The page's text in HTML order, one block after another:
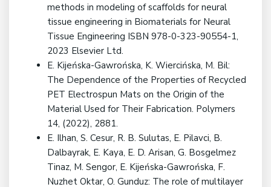
methods in modeling of scaffolds for neural
tissue engineering in Biomaterials for Neural
Tissue Engineering ISBN 978-0-323-90554-1,
2023 Elsevier Ltd.
E. Kijeńska-Gawrońska, K. Wiercińska, M. Bil:
The Dependence of the Properties of Recycled
PET Electrospun Mats on the Origin of the
Material Used for Their Fabrication. Polymers
14, (2022), 2881.
E. Ilhan, S. Cesur, R. B. Sulutas, E. Pilavci, B.
Dalbayrak, E. Kaya, E. D. Arisan, G. Bosgelmez
Tinaz, M. Sengor, E. Kijeńska-Gawrońska, F.
Nuzhet Oktar, O. Gunduz: The role of multilayer